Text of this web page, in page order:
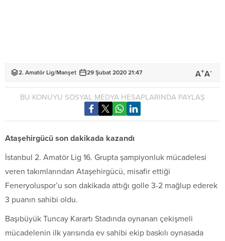
2. Amatör Lig/Manşet 29 Şubat 2020 21:47 A+A-
BU KONUYU SOSYAL MEDYA HESAPLARINDA PAYLAŞ
Ataşehirgücü son dakikada kazandı
İstanbul 2. Amatör Lig 16. Grupta şampiyonluk mücadelesi
veren takımlarından Ataşehirgücü, misafir ettiği
Feneryoluspor’u son dakikada attığı golle 3-2 mağlup ederek
3 puanın sahibi oldu.
Başıbüyük Tuncay Karartı Stadında oynanan çekişmeli
mücadelenin ilk yarısında ev sahibi ekip baskılı oynasada